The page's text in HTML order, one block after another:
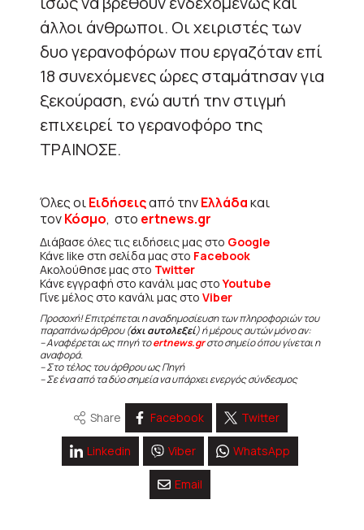
άλλοι άνθρωποι. Οι χειριστές των
δυο γερανοφόρων που εργαζόταν επί
18 συνεχόμενες ώρες σταμάτησαν για
ξεκούραση, ενώ αυτή την στιγμή
επιχειρεί το γερανοφόρο της
ΤΡΑΙΝΟΣΕ.
Όλες οιΕιδήσειςαπό τηνΕλλάδακαι
τονΚόσμο, στο ertnews.gr
Διάβασε όλες τις ειδήσεις μας στο Google
Κάνε like στη σελίδα μας στο Facebook
Ακολούθησε μας στο Twitter
Κάνε εγγραφή στο κανάλι μας στοYoutube
Γίνε μέλος στο κανάλι μας στο Viber
Προσοχή! Επιτρέπεται η αναδημοσίευση των πληροφοριών του
παραπάνω άρθρου (όχι αυτολεξεί) ή μέρους αυτών μόνο αν:
– Αναφέρεται ως πηγή τοertnews.grστο σημείο όπου γίνεται η
αναφορά.
– Στο τέλος του άρθρου ως Πηγή
– Σε ένα από τα δύο σημεία να υπάρχει ενεργός σύνδεσμος
Share Facebook Twitter
Linkedin Viber WhatsApp
Email